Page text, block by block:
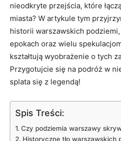
nieodkryte przejścia, które
miasta? W artykule tym
historii warszawskich
epokach oraz wielu
kształtują wyobrażenie o tych
Przygotujcie się na podróż w
splata się z legendą!
Spis Treści:
Czy podziemia warszawy
Historyczne tło warszawskich